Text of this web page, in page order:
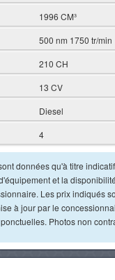
1996 CM³
500 nm 1750 tr/min
210 CH
13 CV
Diesel
4
données qu'à titre
et la
Les prix indiqués
à jour par le
Photos non